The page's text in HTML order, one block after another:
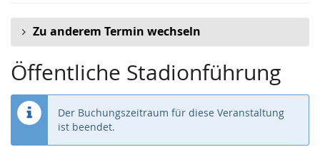
Zu anderem Termin wechseln
Öffentliche Stadionführung
Der Buchungszeitraum für diese Veranstaltung
ist beendet.